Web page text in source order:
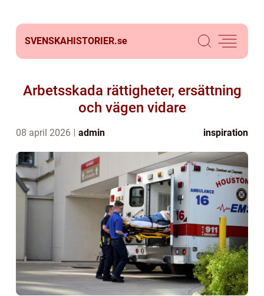
SVENSKAHISTORIER.se
Arbetsskada rättigheter, ersättning
och vägen vidare
08 april 2026 admin inspiration